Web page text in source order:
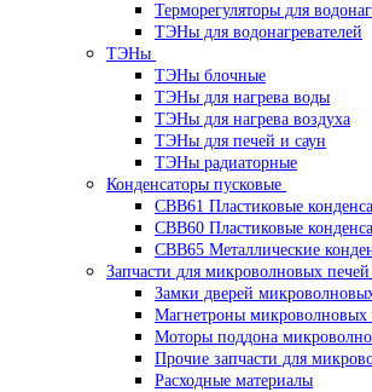
Терморегуляторы для
ТЭНы для водонагревателей
ТЭНы
ТЭНы блочные
ТЭНы для нагрева воды
ТЭНы для нагрева воздуха
ТЭНы для печей и саун
ТЭНы радиаторные
Конденсаторы пусковые
CBB61 Пластиковые
CBB60 Пластиковые
CBB65 Металлические
Запчасти для микроволновых печей
Замки дверей
Магнетроны микроволновых
Моторы поддона
Прочие запчасти для
Расходные материалы